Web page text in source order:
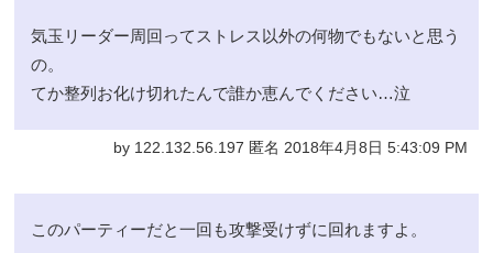
気玉リーダー周回ってストレス以外の何物でもないと思う
の。
てか整列お化け切れたんで誰か恵んでください…泣
by 122.132.56.197 匿名 2018年4月8日 5:43:09 PM
このパーティーだと一回も攻撃受けずに回れますよ。